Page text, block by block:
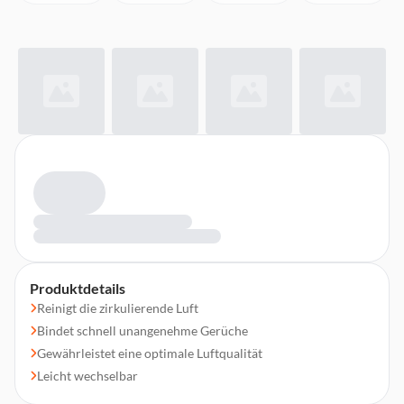
Produktdetails
Reinigt die zirkulierende Luft
Bindet schnell unangenehme Gerüche
Gewährleistet eine optimale Luftqualität
Leicht wechselbar